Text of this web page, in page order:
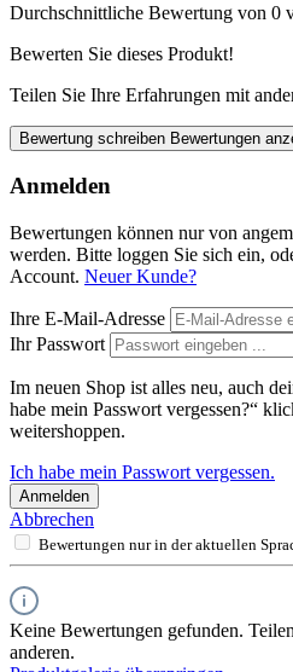
Durchschnittliche Bewertung von 0
Bewerten Sie dieses Produkt!
Teilen Sie Ihre Erfahrungen mit
Bewertung schreiben Bewertungen
Anmelden
Bewertungen können nur von
werden. Bitte loggen Sie sich ein,
Account. Neuer Kunde?
Ihre E-Mail-Adresse
Ihr Passwort
Im neuen Shop ist alles neu, auch
habe mein Passwort vergessen?“
weitershoppen.
Ich habe mein Passwort vergessen.
Anmelden
Abbrechen
Bewertungen nur in der aktuellen
Keine Bewertungen gefunden.
anderen.